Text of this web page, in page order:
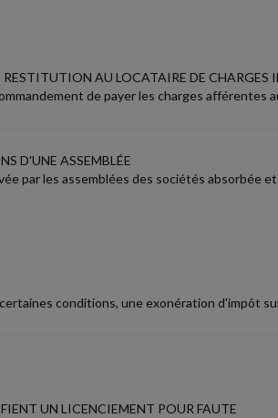
AU LOCATAIRE DE CHARGES
de payer les charges afférentes
D'UNE ASSEMBLÉE
par les assemblées des sociétés absorbée
conditions, une exonération d'impôt
UN LICENCIEMENT POUR FAUTE